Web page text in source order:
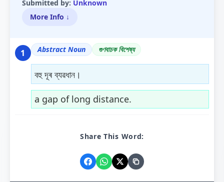
Submitted by: Unknown
More Info ↓
1 Abstract Noun গুণবাচক বিশেষ্য
বহু দূৰ ব্যৱধান।
a gap of long distance.
Share This Word: